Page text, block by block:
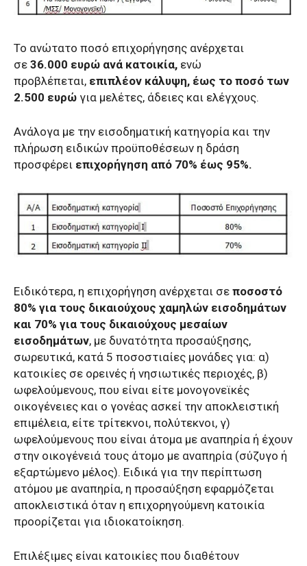
Το ανώτατο ποσό επιχορήγησης ανέρχεται
σε 36.000 ευρώ ανά κατοικία, ενώ
προβλέπεται, επιπλέον κάλυψη, έως το ποσό των
2.500 ευρώ για μελέτες, άδειες και ελέγχους.
Ανάλογα με την εισοδηματική κατηγορία και την
πλήρωση ειδικών προϋποθέσεων η δράση
προσφέρει επιχορήγηση από 70% έως 95%.
Ειδικότερα, η επιχορήγηση ανέρχεται σε ποσοστό
80% για τους δικαιούχους χαμηλών εισοδημάτων
και 70% για τους δικαιούχους μεσαίων
εισοδημάτων, με δυνατότητα προσαύξησης,
σωρευτικά, κατά 5 ποσοστιαίες μονάδες για: α)
κατοικίες σε ορεινές ή νησιωτικές περιοχές, β)
ωφελούμενους, που είναι είτε μονογονεϊκές
οικογένειες και ο γονέας ασκεί την αποκλειστική
επιμέλεια, είτε τρίτεκνοι, πολύτεκνοι, γ)
ωφελούμενους που είναι άτομα με αναπηρία ή έχουν
στην οικογένειά τους άτομο με αναπηρία (σύζυγο ή
εξαρτώμενο μέλος). Ειδικά για την περίπτωση
ατόμου με αναπηρία, η προσαύξηση εφαρμόζεται
αποκλειστικά όταν η επιχορηγούμενη κατοικία
προορίζεται για ιδιοκατοίκηση.
Επιλέξιμες είναι κατοικίες που διαθέτουν